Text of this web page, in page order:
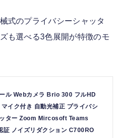
式のプライバシーシャッタ
も選べる3色展開が特徴のモ
ル Webカメラ Brio 300 フルHD
イク付き 自動光補正 プライバシ
ター Zoom Mircosoft Teams
証 ノイズリダクション C700RO